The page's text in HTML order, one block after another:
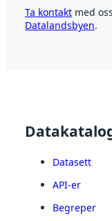
Ta kontakt med
Datalandsbyen.
Datasett
API-er
Begreper